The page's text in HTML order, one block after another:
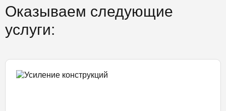
Оказываем следующие
услуги: